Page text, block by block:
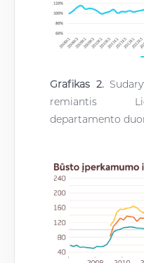
Grafikas 2.
remiantis
departamento